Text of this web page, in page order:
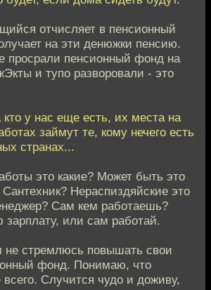
отчисляет в пенсионный
на эти денюжки пенсию.
просрали пенсионный фонд на
и тупо разворовали - это
у нас еще есть, их места на
займут те, кому нечего есть
странах...
это какие? Может быть это
Нераспиздяйские это
Сам кем работаешь?
зарплату, или сам работай.
не стремлюсь повышать свои
фонд. Понимаю, что
всего. Случится чудо и доживу,